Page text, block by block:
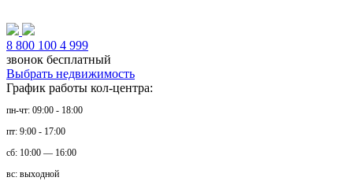
8 800 100 4 999
звонок бесплатный
Выбрать недвижимость
График работы кол-центра:
пн-чт: 09:00 - 18:00
пт: 9:00 - 17:00
сб: 10:00 — 16:00
вс: выходной